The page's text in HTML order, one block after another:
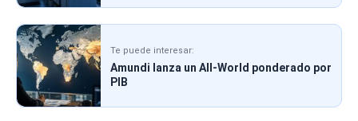
Te puede interesar:
Amundi lanza un All-World ponderado por
PIB